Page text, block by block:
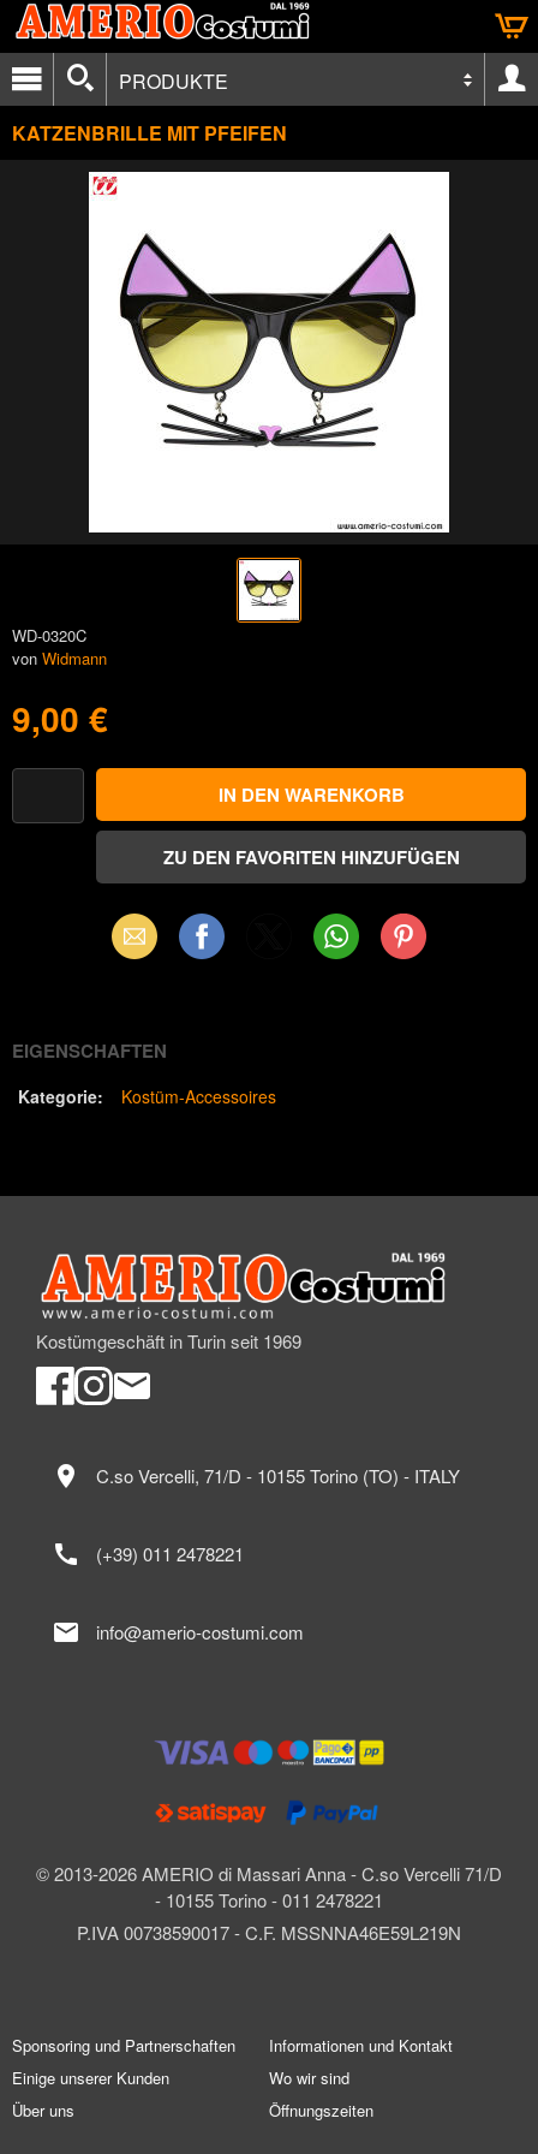
PRODUKTE
KATZENBRILLE MIT PFEIFEN
WD-0320C
von Widmann
9,00 €
Email Facebook WhatsAppPinterest
EIGENSCHAFTEN
Kategorie: Kostüm-Accessoires
Kostümgeschäft in Turin seit 1969
© 2013-2026 AMERIO di Massari Anna - C.so Vercelli 71/D
- 10155 Torino - 011 2478221
P.IVA 00738590017 - C.F. MSSNNA46E59L219N
location_on C.so Vercelli, 71/D - 10155 Torino (TO) - ITALY
call (+39) 011 2478221
mail info@amerio-costumi.com
Sponsoring und Partnerschaften
Einige unserer Kunden
Über uns
Informationen und Kontakt
Wo wir sind
Öffnungszeiten